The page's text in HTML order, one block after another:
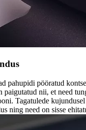
pahupidi pööratud
paigutatud nii, et need
Tagatulede
ning need on sisse